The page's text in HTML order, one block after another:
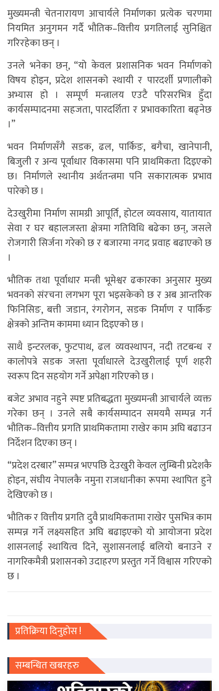
मुख्यमन्त्री चेतनारायण आचार्यले निर्माणका प्रत्येक चरणमा
नियमित अनुगमन गर्दै भौतिक–वित्तीय प्रगतिलाई सुनिश्चित
गरिरहेका छन् ।
उनले भनेका छन्, “यो केवल प्रशासनिक भवन निर्माणको
विषय होइन, प्रदेश शासनको स्थायी र पारदर्शी प्रणालीको
अभ्यास हो । सम्पूर्ण मन्त्रालय एउटै परिसरभित्र हुँदा
कार्यसम्पादनमा सहजता, पारदर्शिता र प्रभावकारिता बढ्नेछ
।”
भवन निर्माणसँगै सडक, ढल, पार्किङ, बगैचा, खानेपानी,
बिजुली र अन्य पूर्वाधार विकासमा पनि प्राथमिकता दिइएको
छ। निर्माणले स्थानीय अर्थतन्त्रमा पनि सकारात्मक प्रभाव
पारेको छ ।
देउखुरीमा निर्माण सामग्री आपूर्ति, होटल व्यवसाय, यातायात
सेवा र घर बहालजस्ता क्षेत्रमा गतिविधि बढेका छन्, जसले
रोजगारी सिर्जना गरेको छ र बजारमा नगद प्रवाह बढाएको छ
।
भौतिक तथा पूर्वाधार मन्त्री भूमेश्वर ढकारका अनुसार मुख्य
भवनको संरचना लगभग पूरा भइसकेको छ र अब आन्तरिक
फिनिसिङ, बत्ती जडान, रंगरोगन, सडक निर्माण र पार्किङ
क्षेत्रको अन्तिम काममा ध्यान दिइएको छ ।
साथै इन्टरलक, फुटपाथ, ढल व्यवस्थापन, नदी तटबन्ध र
कालोपत्रे सडक जस्ता पूर्वाधारले देउखुरीलाई पूर्ण शहरी
स्वरूप दिन सहयोग गर्ने अपेक्षा गरिएको छ ।
बजेट अभाव नहुने स्पष्ट प्रतिबद्धता मुख्यमन्त्री आचार्यले व्यक्त
गरेका छन् । उनले सबै कार्यसम्पादन समयमै सम्पन्न गर्न
भौतिक–वित्तीय प्रगति प्राथमिकतामा राखेर काम अघि बढाउन
निर्देशन दिएका छन् ।
“प्रदेश दरबार” सम्पन्न भएपछि देउखुरी केवल लुम्बिनी प्रदेशकै
होइन, संघीय नेपालकै नमुना राजधानीका रूपमा स्थापित हुने
देखिएको छ ।
भौतिक र वित्तीय प्रगति दुवै प्राथमिकतामा राखेर पुसभित्र काम
सम्पन्न गर्ने लक्ष्यसहित अघि बढाइएको यो आयोजना प्रदेश
शासनलाई स्थायित्व दिने, सुशासनलाई बलियो बनाउने र
नागरिकमैत्री प्रशासनको उदाहरण प्रस्तुत गर्ने विश्वास गरिएको
छ ।
प्रतिक्रिया दिनुहोस !
सम्बन्धित खबरहरु